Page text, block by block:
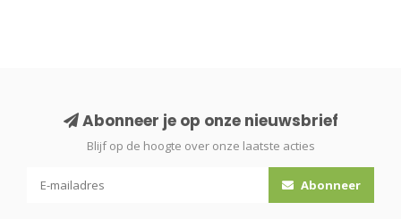
Abonneer je op onze nieuwsbrief
Blijf op de hoogte over onze laatste acties
Abonneer